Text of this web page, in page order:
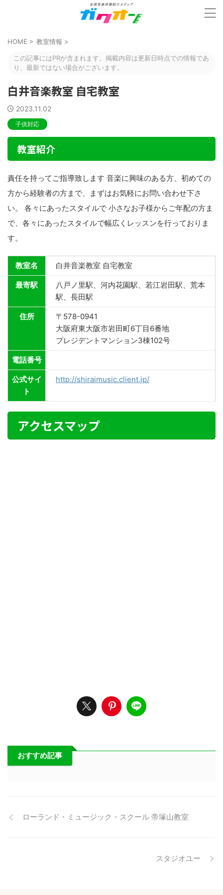
HOME > 教室情報 >
この記事にはPRが含まれます。掲載内容は更新日時点での情報であ
り、最新ではない場合がございます。
白井音楽教室 自宅教室
2023.11.02
子供対応
教室紹介
責任を持ってご指導致します 音楽に興味のある方、初めての
方から経験者の方まで、まずはお気軽にお問い合わせ下さ
い。 各々にあったスタイルで 小さなお子様からご年配の方ま
で、各々にあったスタイルで幅広くレッスンを行っておりま
す。
教室名 白井音楽教室 自宅教室
最寄駅
八戸ノ里駅、河内花園駅、若江岩田駅、荒本
駅、長田駅
住所
〒578-0941
大阪府東大阪市岩田町6丁目6番地
プレジデントマンション3棟102号
電話番号
公式サイ
ト
http://shiraimusic.client.jp/
アクセスマップ
おすすめ記事
ローランド・ミュージック・スクール 帝塚山教室
スタジオユー